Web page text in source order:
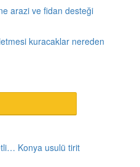
arazi ve fidan desteği
kuracaklar nereden
Konya usulü tirit